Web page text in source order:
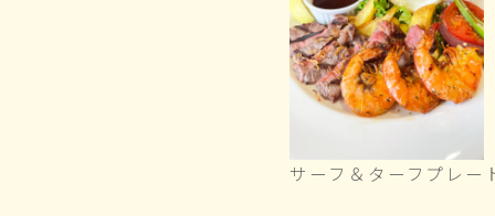
サーフ＆ターフプレー